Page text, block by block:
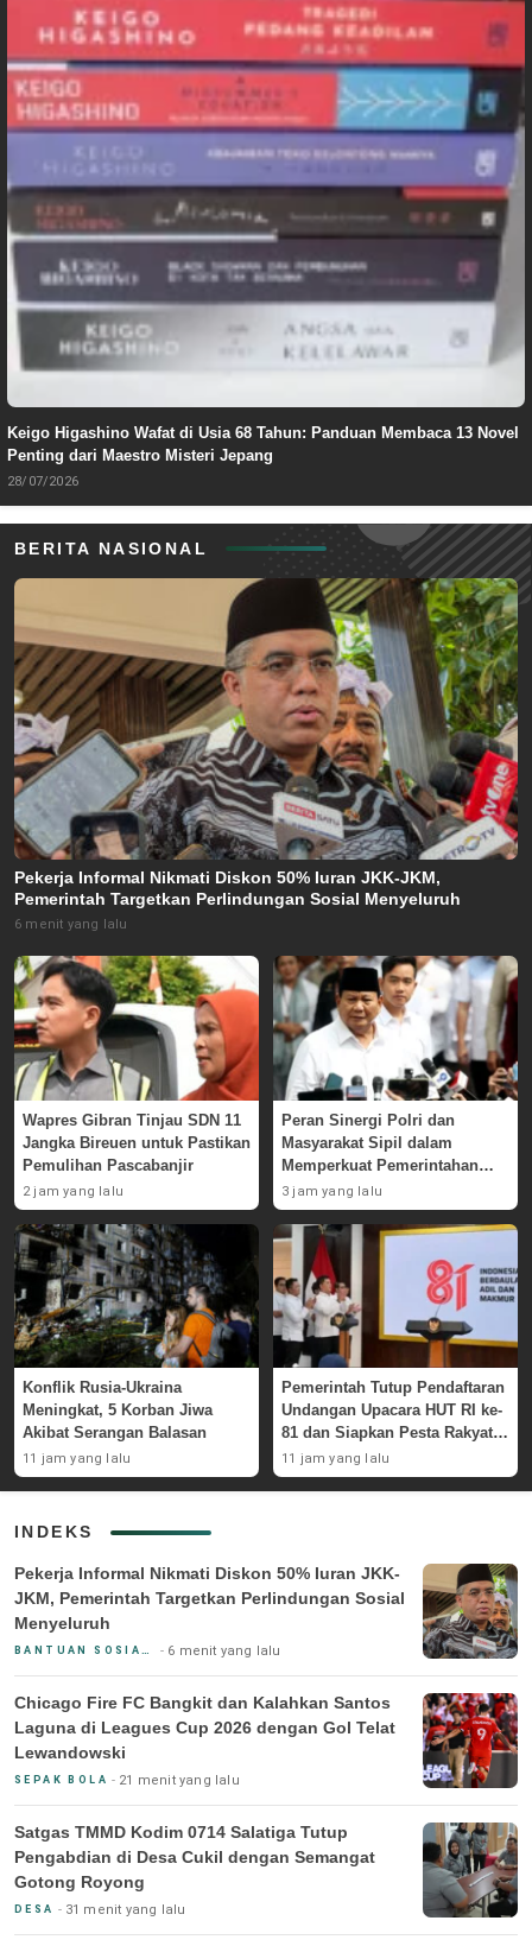
Keigo Higashino Wafat di Usia 68 Tahun: Panduan Membaca 13 Novel
Penting dari Maestro Misteri Jepang
28/07/2026
BERITA NASIONAL
Pekerja Informal Nikmati Diskon 50% Iuran JKK-JKM,
Pemerintah Targetkan Perlindungan Sosial Menyeluruh
6 menit yang lalu
Wapres Gibran Tinjau SDN 11
Jangka Bireuen untuk Pastikan
Pemulihan Pascabanjir
2 jam yang lalu
Peran Sinergi Polri dan
Masyarakat Sipil dalam
Memperkuat Pemerintahan
Prabowo-Gibran
3 jam yang lalu
Konflik Rusia-Ukraina
Meningkat, 5 Korban Jiwa
Akibat Serangan Balasan
11 jam yang lalu
Pemerintah Tutup Pendaftaran
Undangan Upacara HUT RI ke-
81 dan Siapkan Pesta Rakyat
di Monas
11 jam yang lalu
INDEKS
Pekerja Informal Nikmati Diskon 50% Iuran JKK-
JKM, Pemerintah Targetkan Perlindungan Sosial
Menyeluruh
BANTUAN SOSIAL & PEMERINTAH 6 menit yang lalu
Chicago Fire FC Bangkit dan Kalahkan Santos
Laguna di Leagues Cup 2026 dengan Gol Telat
Lewandowski
SEPAK BOLA 21 menit yang lalu
Satgas TMMD Kodim 0714 Salatiga Tutup
Pengabdian di Desa Cukil dengan Semangat
Gotong Royong
DESA 31 menit yang lalu